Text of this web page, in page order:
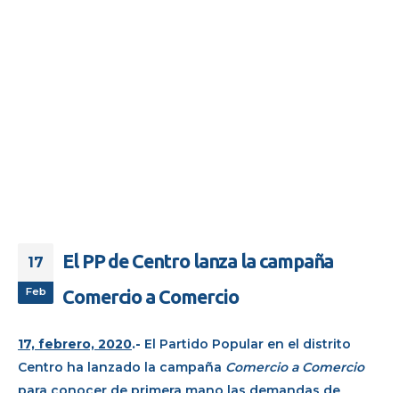
17
Feb
El PP de Centro lanza la campaña
Comercio a Comercio
17, febrero, 2020.- El Partido Popular en el distrito
Centro ha lanzado la campaña Comercio a Comercio